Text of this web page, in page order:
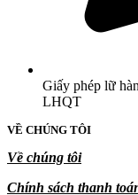
Giấy phép lữ
LHQT
VỀ CHÚNG TÔI
Về chúng tôi
Chính sách thanh